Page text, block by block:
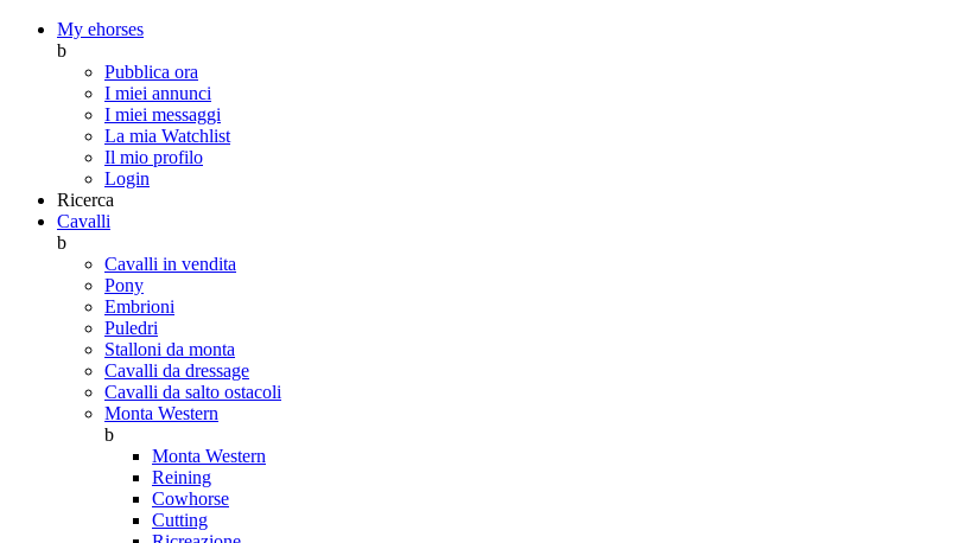
My ehorses
b
Pubblica ora
I miei annunci
I miei messaggi
La mia Watchlist
Il mio profilo
Login
Ricerca
Cavalli
b
Cavalli in vendita
Pony
Embrioni
Puledri
Stalloni da monta
Cavalli da dressage
Cavalli da salto ostacoli
Monta Western
b
Monta Western
Reining
Cowhorse
Cutting